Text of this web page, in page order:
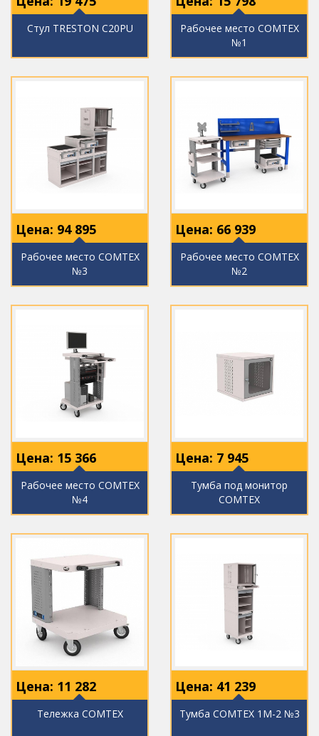
Стул TRESTON C20PU
Рабочее место COMTEX
№1
Цена: 94 895
Рабочее место COMTEX
№3
Цена: 66 939
Рабочее место COMTEX
№2
Цена: 15 366
Рабочее место COMTEX
№4
Цена: 7 945
Тумба под монитор
COMTEX
Цена: 11 282
Тележка COMTEX
Цена: 41 239
Тумба COMTEX 1М-2 №3